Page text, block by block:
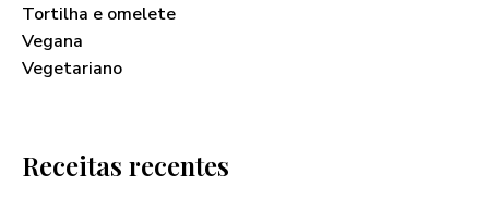
Tortilha e omelete
Vegana
Vegetariano
Receitas recentes